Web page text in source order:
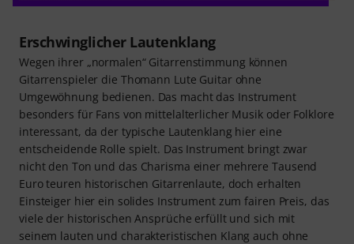
Erschwinglicher Lautenklang
Wegen ihrer „normalen“ Gitarrenstimmung können
Gitarrenspieler die Thomann Lute Guitar ohne
Umgewöhnung bedienen. Das macht das Instrument
besonders für Fans von mittelalterlicher Musik oder Folklore
interessant, da der typische Lautenklang hier eine
entscheidende Rolle spielt. Das Instrument bringt zwar
nicht den Ton und das Charisma einer mehrere Tausend
Euro teuren historischen Gitarrenlaute, doch erhalten
Einsteiger hier ein solides Instrument zum fairen Preis, das
viele der historischen Ansprüche erfüllt und sich mit
seinem lauten und charakteristischen Klang auch ohne